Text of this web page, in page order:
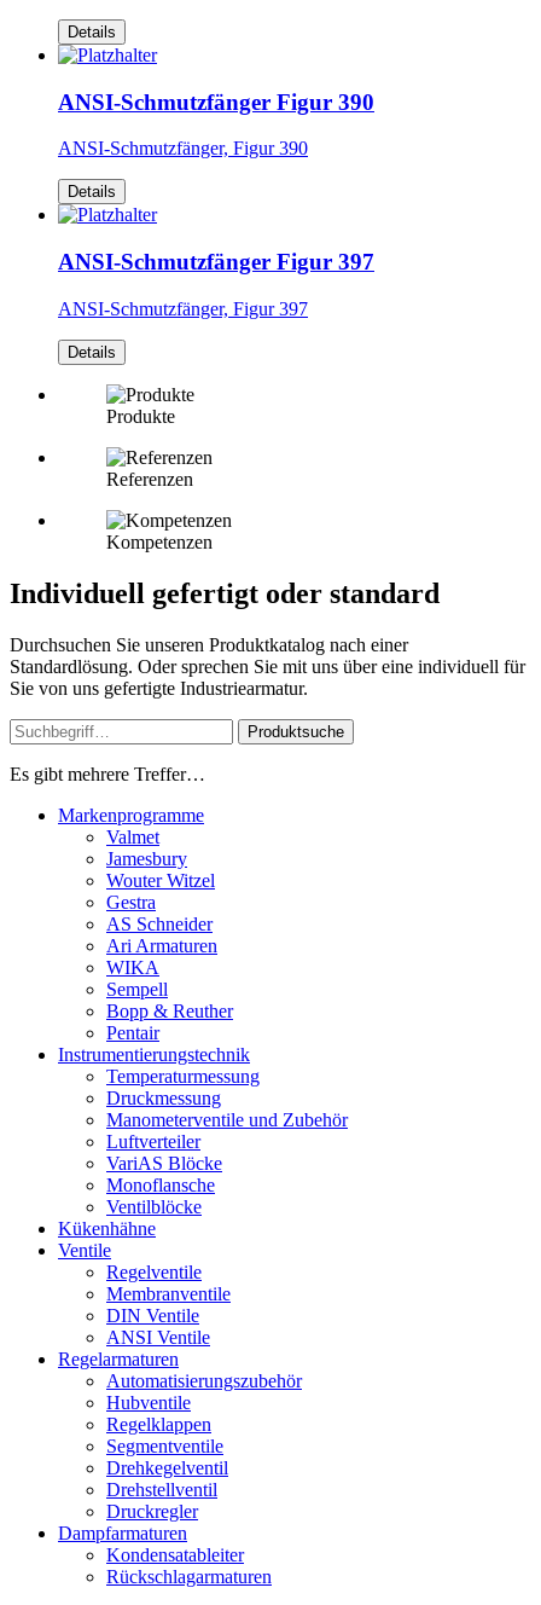
Details
ANSI-Schmutzfänger Figur 390
ANSI-Schmutzfänger, Figur 390
Details
ANSI-Schmutzfänger Figur 397
ANSI-Schmutzfänger, Figur 397
Details
Produkte
Referenzen
Kompetenzen
Individuell gefertigt oder standard
Durchsuchen Sie unseren Produktkatalog nach einer
Standardlösung. Oder sprechen Sie mit uns über eine individuell für
Sie von uns gefertigte Industriearmatur.
Produktsuche
Es gibt mehrere Treffer…
Markenprogramme
Valmet
Jamesbury
Wouter Witzel
Gestra
AS Schneider
Ari Armaturen
WIKA
Sempell
Bopp & Reuther
Pentair
Instrumentierungs­technik
Temperaturmessung
Druckmessung
Manometerventile und Zubehör
Luftverteiler
VariAS Blöcke
Monoflansche
Ventilblöcke
Kükenhähne
Ventile
Regelventile
Membranventile
DIN Ventile
ANSI Ventile
Regelarmaturen
Automatisierungszubehör
Hubventile
Regelklappen
Segmentventile
Drehkegelventil
Drehstellventil
Druckregler
Dampfarmaturen
Kondensatableiter
Rückschlagarmaturen